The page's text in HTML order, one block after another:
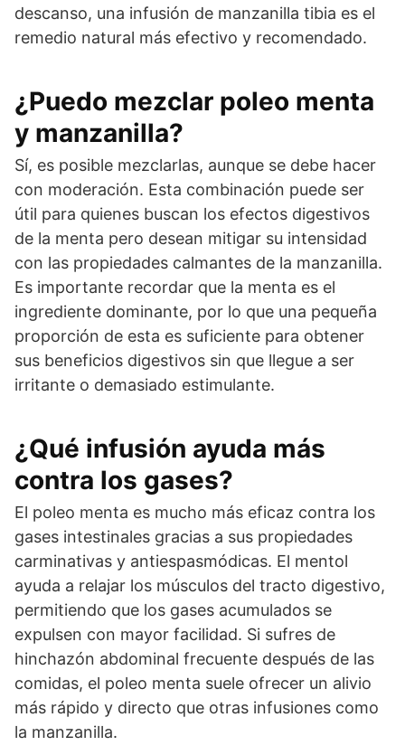
descanso, una infusión de manzanilla tibia es el
remedio natural más efectivo y recomendado.
¿Puedo mezclar poleo menta
y manzanilla?
Sí, es posible mezclarlas, aunque se debe hacer
con moderación. Esta combinación puede ser
útil para quienes buscan los efectos digestivos
de la menta pero desean mitigar su intensidad
con las propiedades calmantes de la manzanilla.
Es importante recordar que la menta es el
ingrediente dominante, por lo que una pequeña
proporción de esta es suficiente para obtener
sus beneficios digestivos sin que llegue a ser
irritante o demasiado estimulante.
¿Qué infusión ayuda más
contra los gases?
El poleo menta es mucho más eficaz contra los
gases intestinales gracias a sus propiedades
carminativas y antiespasmódicas. El mentol
ayuda a relajar los músculos del tracto digestivo,
permitiendo que los gases acumulados se
expulsen con mayor facilidad. Si sufres de
hinchazón abdominal frecuente después de las
comidas, el poleo menta suele ofrecer un alivio
más rápido y directo que otras infusiones como
la manzanilla.